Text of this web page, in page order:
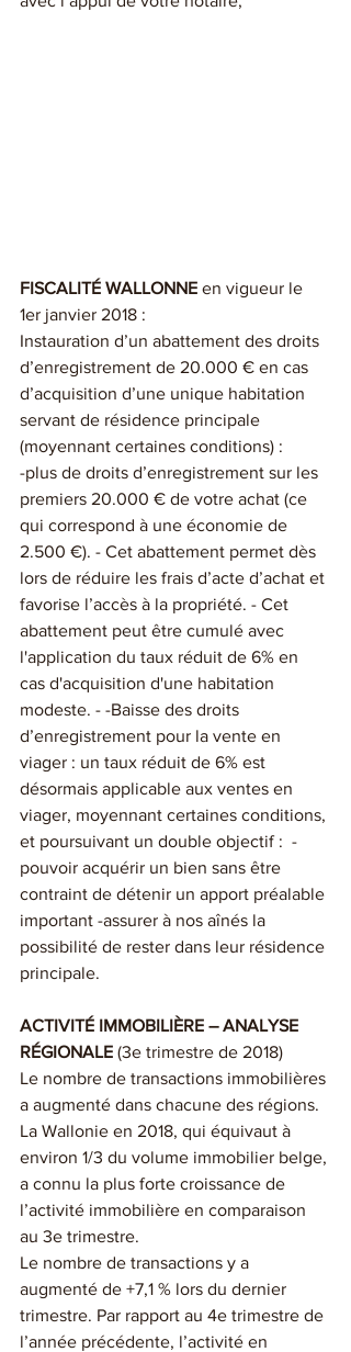
FISCALITÉ WALLONNE en vigueur le
1er janvier 2018 :
Instauration d’un abattement des droits
d’enregistrement de 20.000 € en cas
d’acquisition d’une unique habitation
servant de résidence principale
(moyennant certaines conditions) :
-plus de droits d’enregistrement sur les
premiers 20.000 € de votre achat (ce
qui correspond à une économie de
2.500 €). - Cet abattement permet dès
lors de réduire les frais d’acte d’achat et
favorise l’accès à la propriété. - Cet
abattement peut être cumulé avec
l'application du taux réduit de 6% en
cas d'acquisition d'une habitation
modeste. - -Baisse des droits
d’enregistrement pour la vente en
viager : un taux réduit de 6% est
désormais applicable aux ventes en
viager, moyennant certaines conditions,
et poursuivant un double objectif :  -
pouvoir acquérir un bien sans être
contraint de détenir un apport préalable
important -assurer à nos aînés la
possibilité de rester dans leur résidence
principale.
ACTIVITÉ IMMOBILIÈRE – ANALYSE
RÉGIONALE (3e trimestre de 2018)
Le nombre de transactions immobilières
a augmenté dans chacune des régions.
La Wallonie en 2018, qui équivaut à
environ 1/3 du volume immobilier belge,
a connu la plus forte croissance de
l’activité immobilière en comparaison
au 3e trimestre.
Le nombre de transactions y a
augmenté de +7,1 % lors du dernier
trimestre. Par rapport au 4e trimestre de
l’année précédente, l’activité en